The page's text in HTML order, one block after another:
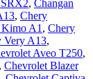
, Changan
, Chery
A1 , Chery
Very A13,
Aveo T250,
, Chevrolet Blazer